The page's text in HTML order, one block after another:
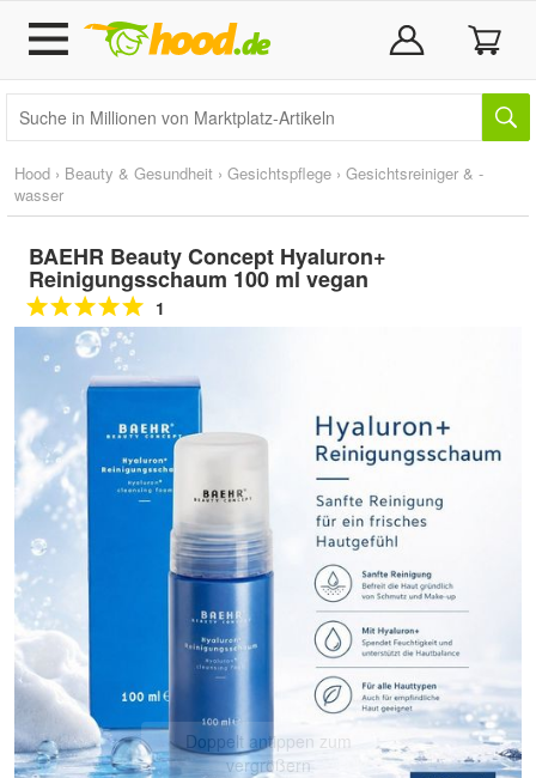
Hood › Beauty & Gesundheit › Gesichtspflege › Gesichtsreiniger & -
wasser
BAEHR Beauty Concept Hyaluron+
Reinigungsschaum 100 ml vegan
1
Doppelt antippen zum
vergrößern